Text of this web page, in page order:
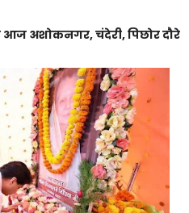
आज अशोकनगर, चंदेरी, पिछोर दौरे